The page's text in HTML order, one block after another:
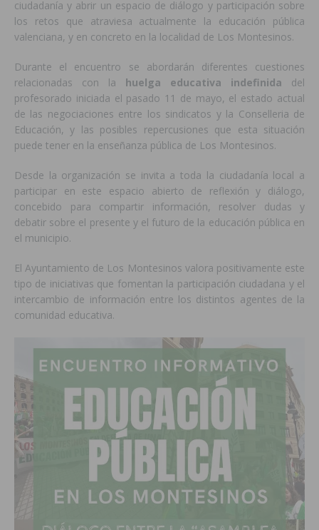
ciudadanía y abrir un espacio de diálogo y participación sobre
los retos que atraviesa actualmente la educación pública
valenciana, y en concreto en la localidad de Los Montesinos.
Durante el encuentro se abordarán diferentes cuestiones
relacionadas con la huelga educativa indefinida del
profesorado iniciada el pasado 11 de mayo, el estado actual
de las negociaciones entre los sindicatos y la Conselleria de
Educación, y las posibles repercusiones que esta situación
puede tener en la enseñanza pública de Los Montesinos.
Desde la organización se invita a toda la ciudadanía local a
participar en este espacio abierto de reflexión y diálogo,
concebido para compartir información, resolver dudas y
debatir sobre el presente y el futuro de la educación pública en
el municipio.
El Ayuntamiento de Los Montesinos valora positivamente este
tipo de iniciativas que fomentan la participación ciudadana y el
intercambio de información entre los distintos agentes de la
comunidad educativa.